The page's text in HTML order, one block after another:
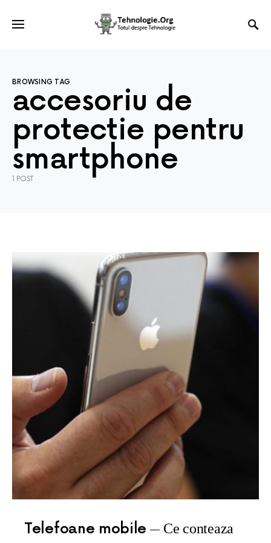
BROWSING TAG
accesoriu de
protectie pentru
smartphone
1 POST
Telefoane mobile Ce conteaza